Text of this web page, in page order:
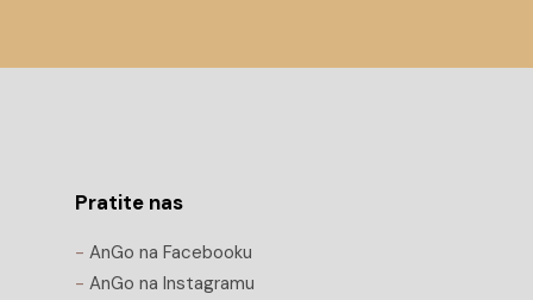
Pratite nas
- AnGo na Facebooku
- AnGo na Instagramu